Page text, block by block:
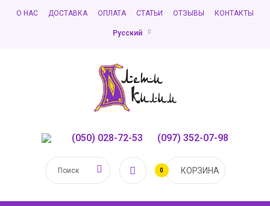
О НАС ДОСТАВКА ОПЛАТА СТАТЬИ ОТЗЫВЫ КОНТАКТЫ
Русский
(050) 028-72-53 (097) 352-07-98
0 КОРЗИНА